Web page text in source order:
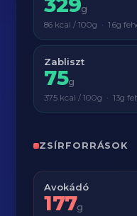
g
86 kcal / 100g · 1.6g
Zabliszt
75g
375 kcal / 100g · 13g
ZSÍRFORRÁSOK
Avokádó
177g